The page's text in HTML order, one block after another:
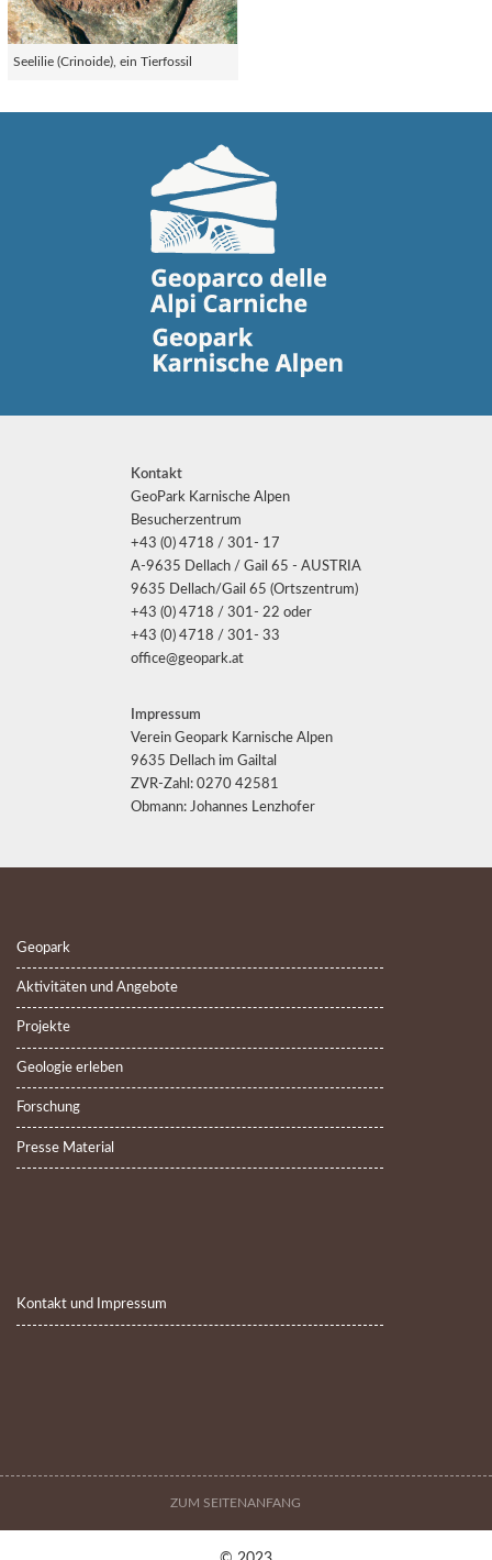
Seelilie (Crinoide), ein Tierfossil
Kontakt
GeoPark Karnische Alpen
Besucherzentrum
+43 (0) 4718 / 301- 17
A-9635 Dellach / Gail 65 - AUSTRIA
9635 Dellach/Gail 65 (Ortszentrum)
+43 (0) 4718 / 301- 22 oder
+43 (0) 4718 / 301- 33
office@geopark.at
Impressum
Verein Geopark Karnische Alpen
9635 Dellach im Gailtal
ZVR-Zahl: 0270 42581
Obmann: Johannes Lenzhofer
Geopark
Aktivitäten und Angebote
Projekte
Geologie erleben
Forschung
Presse Material
Kontakt und Impressum
ZUM SEITENANFANG